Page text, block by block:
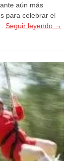
aún más
para celebrar el
Seguir leyendo →